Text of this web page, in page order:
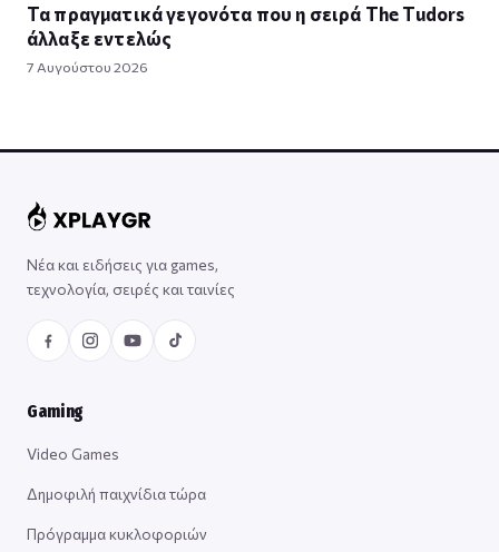
Τα πραγματικά γεγονότα που η σειρά The Tudors
άλλαξε εντελώς
7 Αυγούστου 2026
Νέα και ειδήσεις για games,
τεχνολογία, σειρές και ταινίες
Gaming
Video Games
Δημοφιλή παιχνίδια τώρα
Πρόγραμμα κυκλοφοριών